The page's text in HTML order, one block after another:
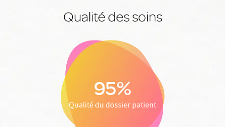
Qualité des soins
95%
Qualité du dossier patient